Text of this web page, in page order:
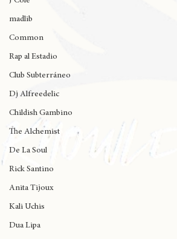
Wynne
J Cole
madlib
Common
Rap al Estadio
Club Subterráneo
Dj Alfreedelic
Childish Gambino
The Alchemist
De La Soul
Rick Santino
Anita Tijoux
Kali Uchis